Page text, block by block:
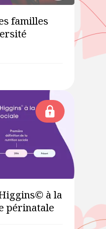
familles
à la
périnatale